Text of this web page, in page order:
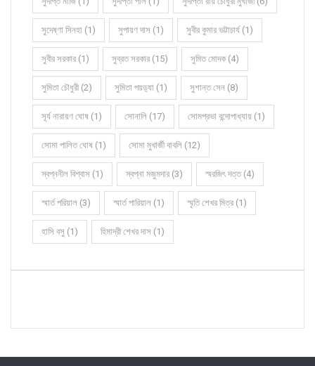
সুদেষ্ণা সিনহা (1) সুপায়ণ দাস (1) সুবীর কুমার ভট্টাচার্য (1)
সুবীর সরকার (1) সুব্রত সরকার (15) সুমিত মোদক (4)
সুমিতা চৌধুরী (2) সুমিতা পয়ড়্যা (1) সুশান্ত সেন (8)
সূর্য নারায়ণ ঘোষ (1) সোনালি (17) সোমপ্রভা বন্দোপাধ্যায় (1)
সোমা পালিত ঘোষ (1) সোমা মুখার্জী বাবলি (12)
স্বপ্ননীল বিশ্বাস (1) স্বপ্না মজুমদার (3) স্মরজিৎ দত্ত (4)
স্মার্ত পরিয়াল (3) স্মার্ত পারিয়াল (1) স্মৃতি শেখর মিত্র (1)
হাসি বসু (1) হিমাদ্রী শেখর দাস (1)